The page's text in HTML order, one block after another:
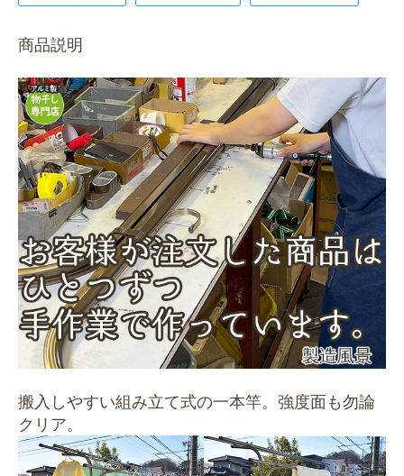
商品説明
搬入しやすい組み立て式の一本竿。強度面も勿論
クリア。